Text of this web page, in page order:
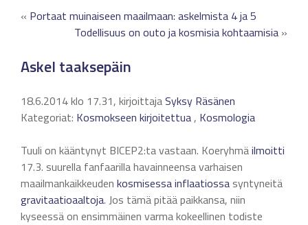
« Portaat muinaiseen maailmaan: askelmista 4 ja 5
Todellisuus on outo ja kosmisia kohtaamisia »
Askel taaksepäin
18.6.2014 klo 17.31, kirjoittajaSyksy Räsänen
Kategoriat: Kosmokseen kirjoitettua, Kosmologia
Tuuli on kääntynyt BICEP2:ta vastaan. Koeryhmäilmoitti
17.3. suurella fanfaarilla havainneensa varhaisen
maailmankaikkeuden kosmisessainflaatiossa syntyneitä
gravitaatioaaltoja. Jos tämä pitää paikkansa, niin
kyseessä on ensimmäinen varma kokeellinen todiste